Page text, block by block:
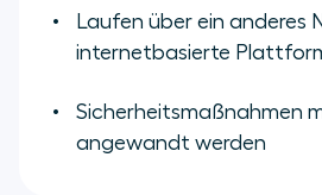
Laufen über ein anderes
internetbasierte
Sicherheitsmaßnahmen
angewandt werden